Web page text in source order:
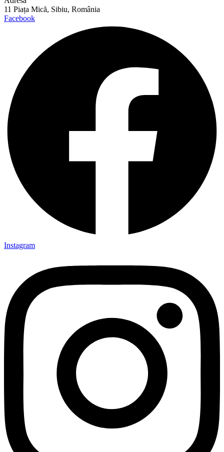
11 Piața Mică, Sibiu, România
Facebook
Instagram